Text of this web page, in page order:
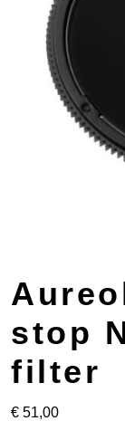
stop
filter
€ 51,00